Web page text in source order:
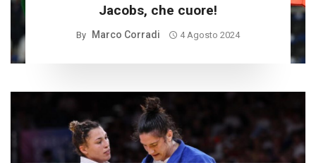
Jacobs, che cuore!
By Marco Corradi 4 Agosto 2024